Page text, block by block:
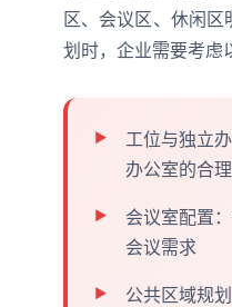
区、会议区、休闲
划时，企业需要考虑
工位与独立
办公室的合
会议室配置
会议需求
公共区域规